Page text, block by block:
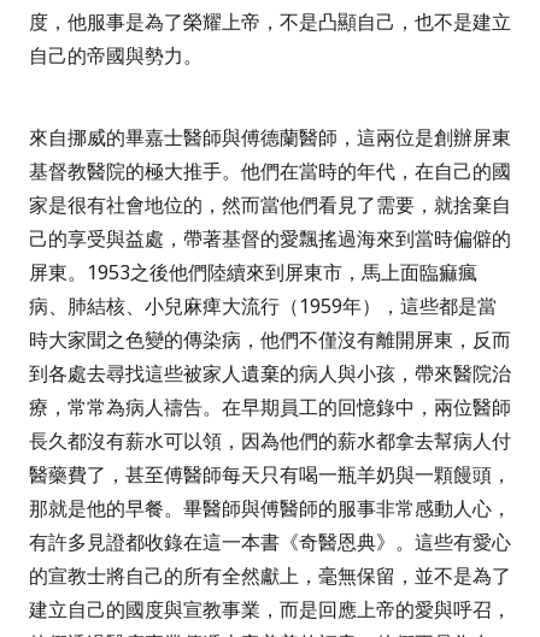
度，他服事是為了榮耀上帝，不是凸顯自己，也不是建立
自己的帝國與勢力。
來自挪威的畢嘉士醫師與傅德蘭醫師，這兩位是創辦屏東
基督教醫院的極大推手。他們在當時的年代，在自己的國
家是很有社會地位的，然而當他們看見了需要，就捨棄自
己的享受與益處，帶著基督的愛飄搖過海來到當時偏僻的
屏東。 1953之後他們陸續來到屏東市，馬上面臨痲瘋
病、肺結核、小兒麻痺大流行（1959年），這些都是當
時大家聞之色變的傳染病，他們不僅沒有離開屏東，反而
到各處去尋找這些被家人遺棄的病人與小孩，帶來醫院治
療，常常為病人禱告。在早期員工的回憶錄中，兩位醫師
長久都沒有薪水可以領，因為他們的薪水都拿去幫病人付
醫藥費了，甚至傅醫師每天只有喝一瓶羊奶與一顆饅頭，
那就是他的早餐。畢醫師與傅醫師的服事非常感動人心，
有許多見證都收錄在這一本書《奇醫恩典》。這些有愛心
的宣教士將自己的所有全然獻上，毫無保留，並不是為了
建立自己的國度與宣教事業，而是回應上帝的愛與呼召，